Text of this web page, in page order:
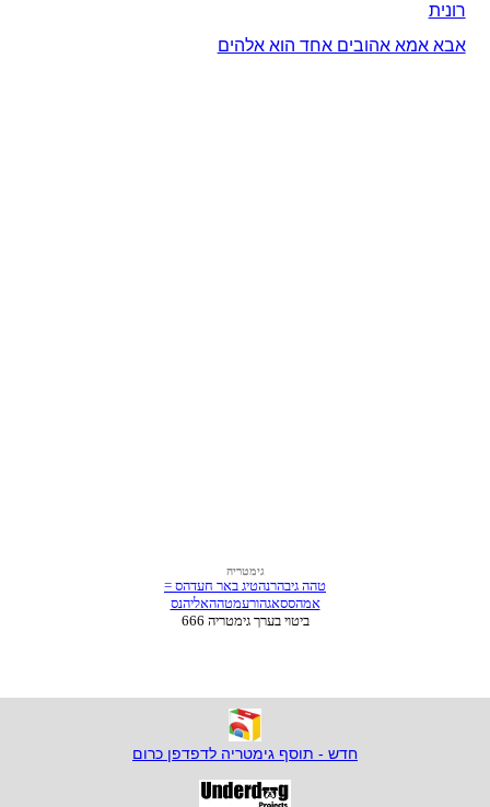
רונית
אבא אמא אהובים אחד הוא אלהים
חדש - תוסף גימטריה לדפדפן כרום